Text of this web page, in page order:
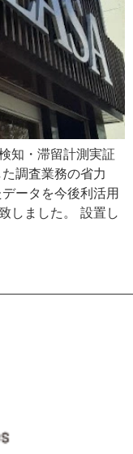
知・滞留計測実証
調査業務の省力
ータを今後利活用
しました。 設置し